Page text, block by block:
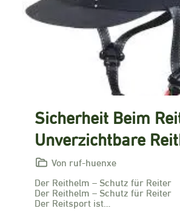
Sicherheit Beim
Unverzichtbare
Von ruf-huenxe
Der Reithelm – Schutz für Reiter
Der Reithelm – Schutz für Reiter
Der Reitsport ist…